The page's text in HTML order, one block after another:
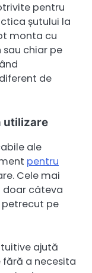
pentru
șutului la
monta cu
chiar pe
de
utilizare
ale
pentru
Cele mai
câteva
pe
ajută
a necesita